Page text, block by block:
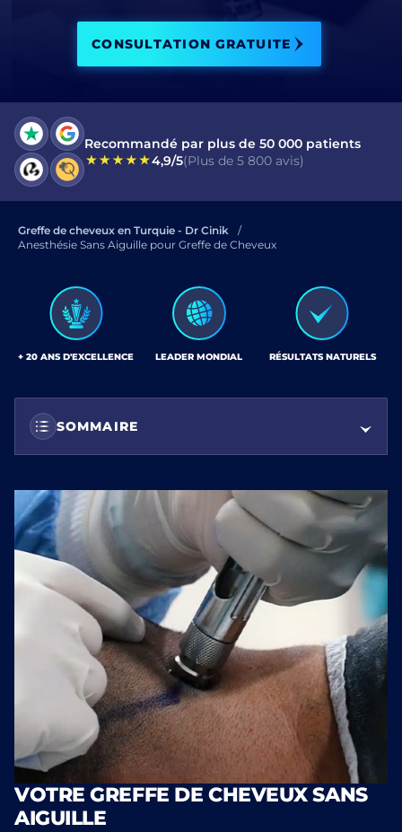
ENVOYER
CONSULTATION GRATUITE
Recommandé par plus de 50 000 patients
4,9/5(Plus de 5 800 avis)
Greffe de cheveux en Turquie - Dr Cinik
Anesthésie Sans Aiguille pour Greffe de Cheveux
+ 20 ANS D'EXCELLENCE LEADER MONDIAL RÉSULTATS NATURELS
SOMMAIRE
VOTRE GREFFE DE CHEVEUX SANS
AIGUILLE